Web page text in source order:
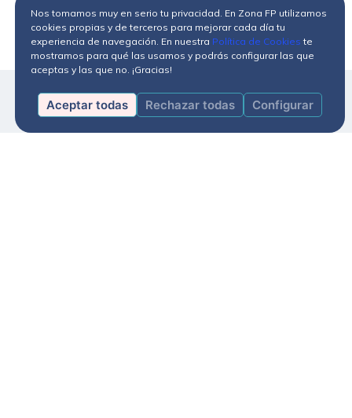
Nos tomamos muy en serio tu privacidad. En Zona FP utilizamos
cookies propias y de terceros para mejorar cada día tu
experiencia de navegación. En nuestra Política de Cookies te
mostramos para qué las usamos y podrás configurar las que
aceptas y las que no. ¡Gracias!
Aceptar todas Rechazar todas Configurar